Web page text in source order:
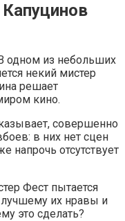
В одном из небольших
некий мистер
решает
кино.
совершенно
в них нет сцен
напрочь отсутствует
Фест пытается
лучшему их нравы и
это сделать?